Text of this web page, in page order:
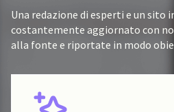
Una redazione di esperti e un sito
costantemente aggiornato con
alla fonte e riportate in modo